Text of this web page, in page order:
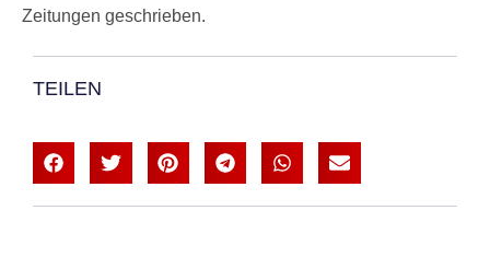
Zeitungen geschrieben.
TEILEN